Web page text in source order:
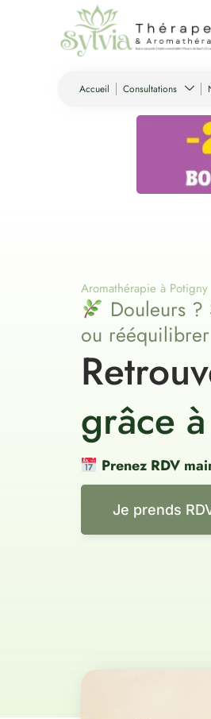
Accueil Consultations
Aromathérapie à Potigny
Douleurs ?
ou
grâce
Prenez RDV
Je prends